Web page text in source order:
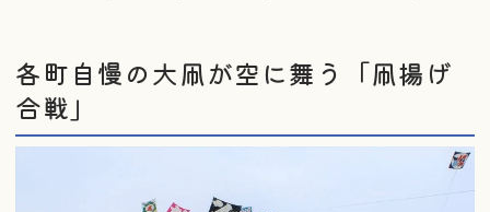
各町自慢の大凧が空に舞う「凧揚げ
合戦」